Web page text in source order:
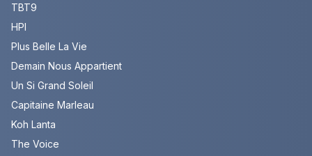
TBT9
HPI
Plus Belle La Vie
Demain Nous Appartient
Un Si Grand Soleil
Capitaine Marleau
Koh Lanta
The Voice